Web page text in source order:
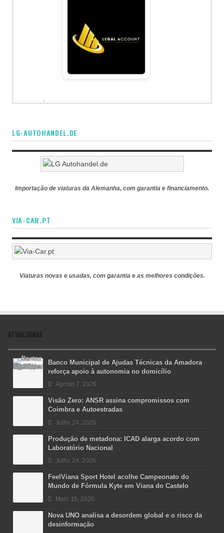
LG-AUTOHANDEL.DE
Importação de viaturas da Alemanha, com garantia e financiamento.
VIA-CAR.PT
Viaturas novas e usadas, com garantia e as melhores condições.
ATUALIDADE
Banco Municipal de Ajudas Técnicas da Amadora
reforça apoio à autonomia no domicílio
Agosto 7, 2026
Visão Zero: ANSR assina compromissos com
Coimbra e Autoestradas
Julho 24, 2026
Produção de metadona: ICAD alarga acordo com
Laboratório Nacional
Julho 24, 2026
FeelViana Sport Hotel acolhe Campeonato do
Mundo de Fórmula Kyte em Viana do Castelo
Maio 15, 2026
Nova UNO analisa a desordem global e o risco da
desinformação